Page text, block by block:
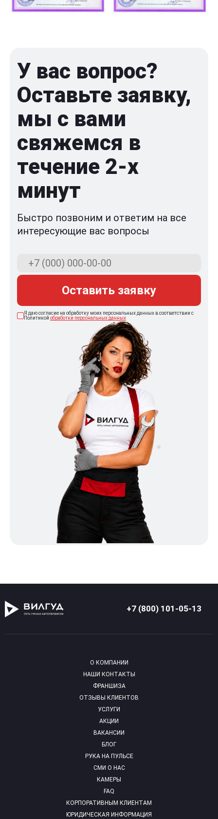
У вас вопрос?
Оставьте заявку,
мы с вами
свяжемся в
течение 2-x
минут
Быстро позвоним и ответим на все
интересующие вас вопросы
Оставить заявку
Я даю согласие на обработку моих персональных данных в соответствии с
Политикой обработки персональных данных
+7 (800) 101-05-13
О КОМПАНИИ
НАШИ КОНТАКТЫ
ФРАНШИЗА
ОТЗЫВЫ КЛИЕНТОВ
УСЛУГИ
АКЦИИ
ВАКАНСИИ
БЛОГ
РУКА НА ПУЛЬСЕ
СМИ О НАС
КАМЕРЫ
FAQ
КОРПОРАТИВНЫМ КЛИЕНТАМ
ЮРИДИЧЕСКАЯ ИНФОРМАЦИЯ